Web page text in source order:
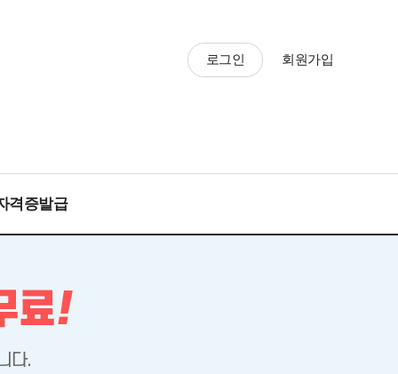
로그인 회원가입
격증발급